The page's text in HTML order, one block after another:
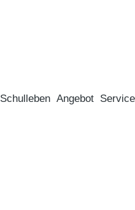
Schulleben Angebot Service